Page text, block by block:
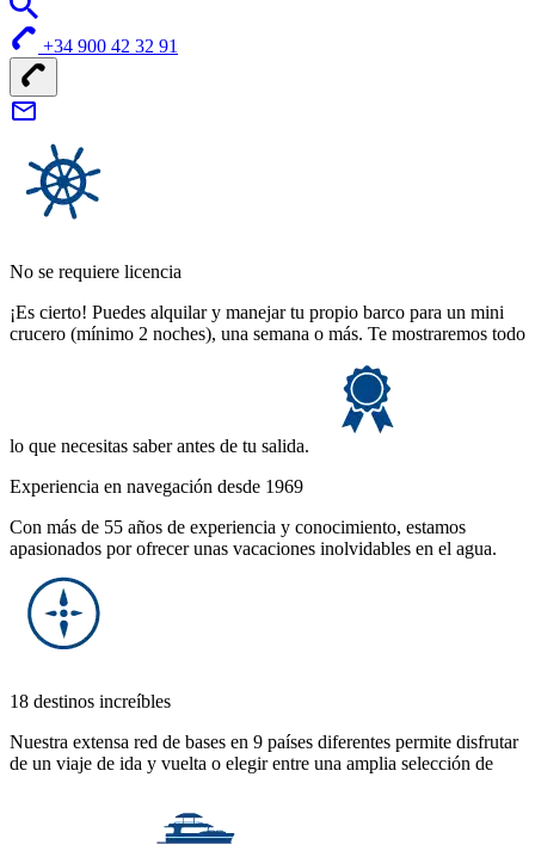
+34 900 42 32 91
No se requiere licencia
¡Es cierto! Puedes alquilar y manejar tu propio barco para un mini
crucero (mínimo 2 noches), una semana o más. Te mostraremos todo
lo que necesitas saber antes de tu salida.
Experiencia en navegación desde 1969
Con más de 55 años de experiencia y conocimiento, estamos
apasionados por ofrecer unas vacaciones inolvidables en el agua.
18 destinos increíbles
Nuestra extensa red de bases en 9 países diferentes permite disfrutar
de un viaje de ida y vuelta o elegir entre una amplia selección de